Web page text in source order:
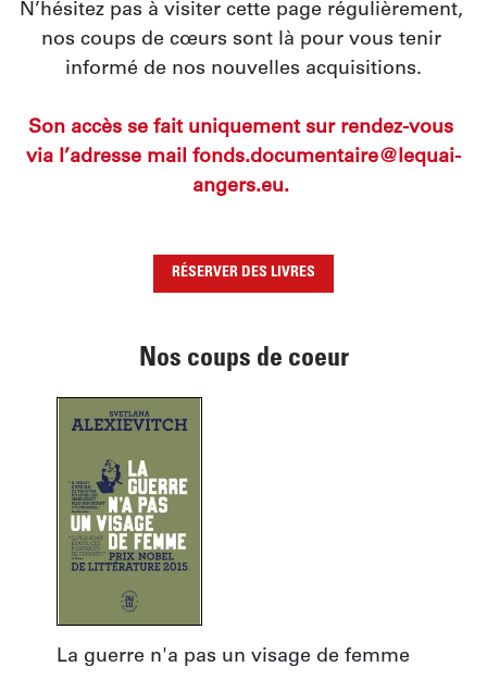
N’hésitez pas à visiter cette page régulièrement,
nos coups de cœurs sont là pour vous tenir
informé de nos nouvelles acquisitions.
Son accès se fait uniquement sur rendez-vous
via l’adresse mail fonds.documentaire@lequai-
angers.eu.
RÉSERVER DES LIVRES
Nos coups de coeur
La guerre n'a pas un visage de femme